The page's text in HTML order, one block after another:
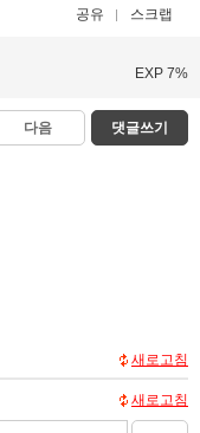
공유 스크랩
EXP 7%
다음 댓글쓰기
새로고침
새로고침